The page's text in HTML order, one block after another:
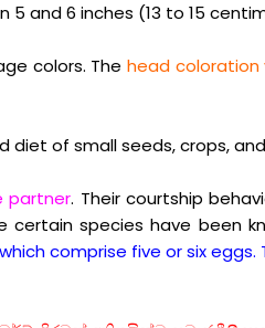
and 6 inches (13 to 15
colors. The head coloration
diet of small seeds, crops,
partner. Their courtship
species have been
comprise five or six